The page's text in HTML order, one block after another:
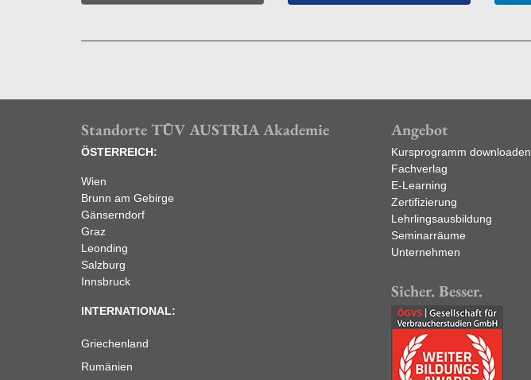
Standorte TÜV AUSTRIA Akademie
ÖSTERREICH:
Wien
Brunn am Gebirge
Gänserndorf
Graz
Leonding
Salzburg
Innsbruck
INTERNATIONAL:
Griechenland
Rumänien
Angebot
Kursprogramm downloaden
Fachverlag
E-Learning
Zertifizierung
Lehrlingsausbildung
Seminarräume
Unternehmen
Sicher. Besser.